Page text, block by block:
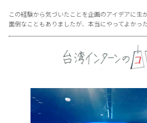
この経験から気づいたことを企画のアイデアに生
面倒なこともありましたが、本当にやってよかっ